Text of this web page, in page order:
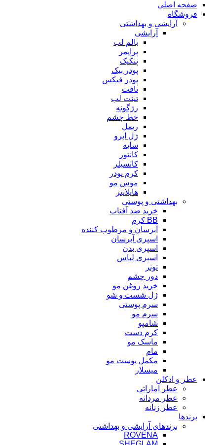
صفحه اصلی
فروشگاه
آرایشی و بهداشتی
آرایشی
بالم لب
پرایمر
پنکیک
پودر بیک
پودر فیکس
تافت
تینت لب
رژگونه
خط چشم
ریمل
ژل ابرو
سایه
کانتور
کانسیلر
کرم پودر
موس مو
هایلایتر
بهداشتی و پوستی
خرید ضد آفتاب
BB کرم
آبرسان و مرطوب کننده
اسپری آبرسان
اسپری بدن
اسپری لباس
تونر
دور چشم
خرید روغن مو
ژل شست و شو
سرم پوستی
سرم مو
شامپو
کرم دست
ماسک مو
مام
مکمل پوست مو
میسلار
عطر و ادکلن
عطر اماراتی
عطر مردانه
عطر زنانه
برندها
برندهای آرایشی و بهداشتی
ROVENA